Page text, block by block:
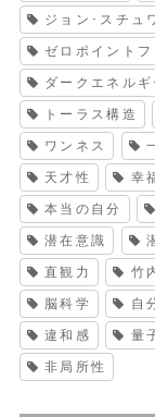
ジョン･スチュ
ゼロポイントフ
ダークエネルギ
トーラス構造
ワンネス
天才性 幸
本当の自分
潜在意識
直観力 竹
脳科学 自
違和感 量
非局所性